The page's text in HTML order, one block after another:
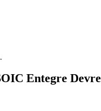
Entegre Devre